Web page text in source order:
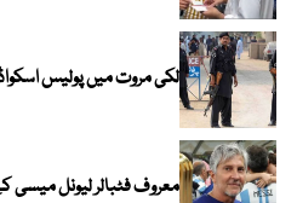
لکی مروت میں پولیس
معروف فٹبالر لیونل میسی